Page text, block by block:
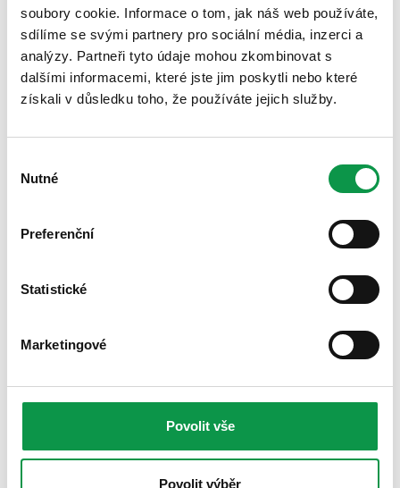
soubory cookie. Informace o tom, jak náš web používáte,
sdílíme se svými partnery pro sociální média, inzerci a
analýzy. Partneři tyto údaje mohou zkombinovat s
dalšími informacemi, které jste jim poskytli nebo které
získali v důsledku toho, že používáte jejich služby.
souhlasu
Nutné
Preferenční
Statistické
Marketingové
Povolit vše
Povolit výběr
maximální typizovaná šířka - 5800mm (rozměr lze
upravit, vyskládat na míru až do šířky 20 000mm)
maximální typizovaná hloubka - 8740mm (rozměr
000mm)
maximální typizovaná výška stěny - 3000mm
maximální výška garážové brány - 2750mm při
výšce stěny 3000mm
minimální vzdálenost konstrukčního otvoru na
minimální vzdálenost konstrukčního otvoru od
maximální rozměr konstrukčního otvoru na dveře -